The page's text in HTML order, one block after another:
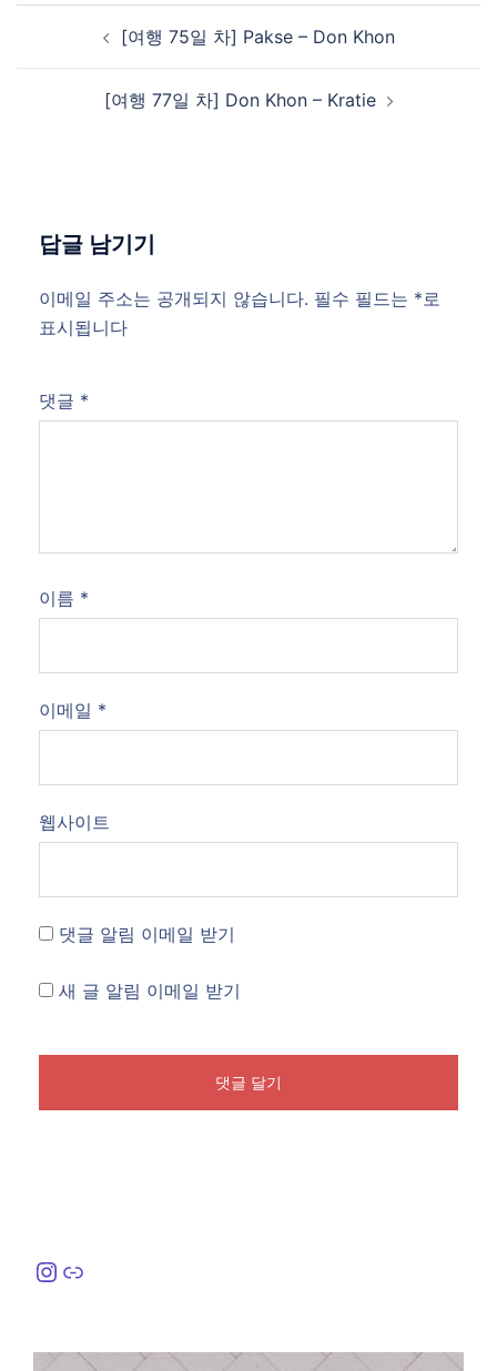
navigation[여행 75일 차] Pakse – Don Khon
[여행 77일 차] Don Khon – Kratie
답글 남기기
이메일 주소는 공개되지 않습니다. 필수 필드는 *로
표시됩니다
댓글 *
이름 *
이메일 *
웹사이트
댓글 알림 이메일 받기
새 글 알림 이메일 받기
Instagram
링크